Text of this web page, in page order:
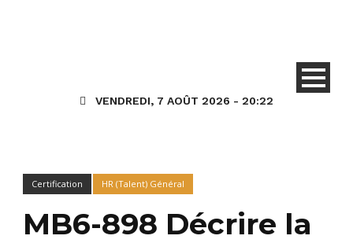
VENDREDI, 7 AOÛT 2026 - 20:22
Certification HR (Talent) Général
MB6-898 Décrire la